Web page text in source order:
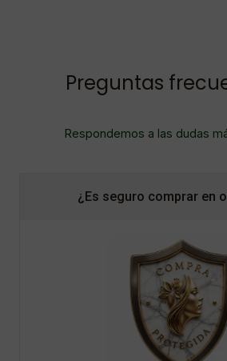
Preguntas
Respondemos a las dudas
¿Es seguro comprar en